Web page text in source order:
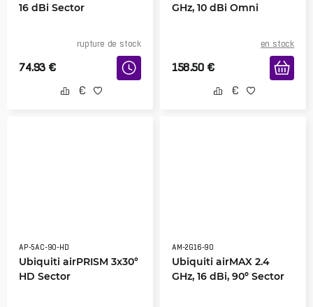
16 dBi Sector
rupture de stock
74.93 €
GHz, 10 dBi Omni
en stock
158.50 €
AP-5AC-90-HD
Ubiquiti airPRISM 3x30°
HD Sector
AM-2G16-90
Ubiquiti airMAX 2.4
GHz, 16 dBi, 90º Sector